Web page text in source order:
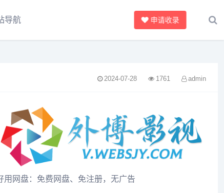
导航 申请收录
2024-07-28 1761 admin
用网盘：免费网盘、免注册，无广告